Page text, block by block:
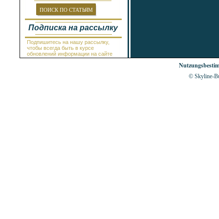
Рогачево
Руссе
Самоков
Св.Константин и Елена
Святой Влас
Синеморец
Сливен
ПОИСК ПО СТАТЬЯМ
Подписка на рассылку
Подпишитесь на нашу рассылку,
чтобы всегда быть в курсе
обновлений информации на сайте
© Skyline-